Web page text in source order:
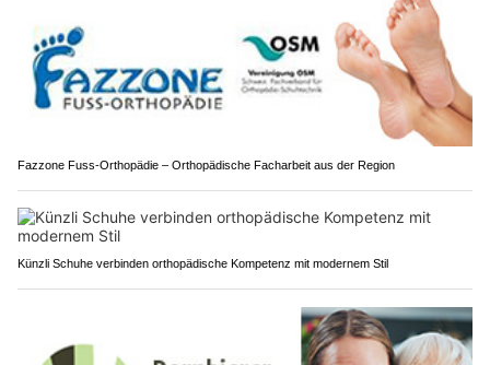
Fazzone Fuss-Orthopädie – Orthopädische Facharbeit aus der Region
Künzli Schuhe verbinden orthopädische Kompetenz mit modernem Stil